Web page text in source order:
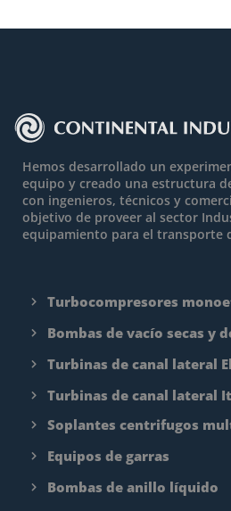
Hemos desarrollado un
equipo y creado una estructura
con ingenieros, técnicos y
objetivo de proveer al sector
equipamiento para el transporte
Turbocompresores
Bombas de vacío secas y
Turbinas de canal lateral
Turbinas de canal lateral
Soplantes centrifugos
Equipos de garras
Bombas de anillo líquido